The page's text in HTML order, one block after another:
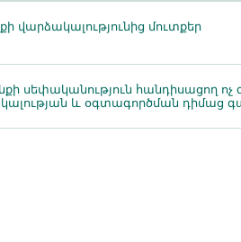
վարձակալությունից մուտքեր
սեփականություն հանդիսացող
և օգտագործման դիմաց